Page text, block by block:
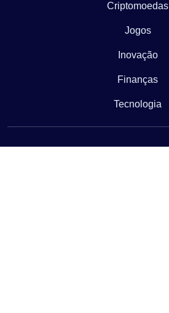
Criptomoedas
Jogos
Inovação
Finanças
Tecnologia